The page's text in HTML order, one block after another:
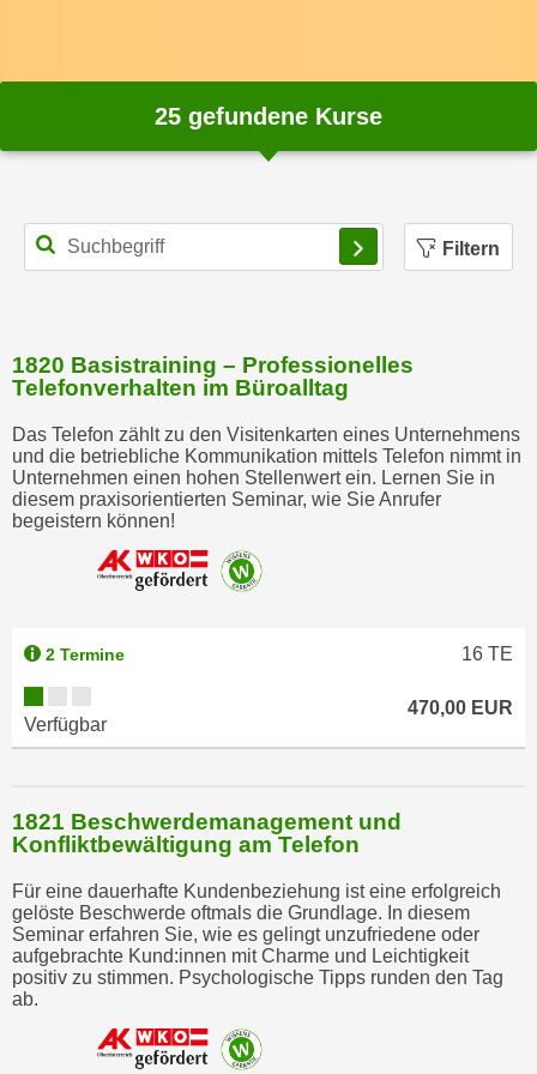
25 gefundene Kurse
Filtern
1820 Basistraining – Professionelles
Telefonverhalten im Büroalltag
Das Telefon zählt zu den Visitenkarten eines Unternehmens
und die betriebliche Kommunikation mittels Telefon nimmt in
Unternehmen einen hohen Stellenwert ein. Lernen Sie in
diesem praxisorientierten Seminar, wie Sie Anrufer
begeistern können!
2 Termine 16 TE
Verfügbar
470,00 EUR
1821 Beschwerdemanagement und
Konfliktbewältigung am Telefon
Für eine dauerhafte Kundenbeziehung ist eine erfolgreich
gelöste Beschwerde oftmals die Grundlage. In diesem
Seminar erfahren Sie, wie es gelingt unzufriedene oder
aufgebrachte Kund:innen mit Charme und Leichtigkeit
positiv zu stimmen. Psychologische Tipps runden den Tag
ab.
,
o
o
i
e
s
a
e
.